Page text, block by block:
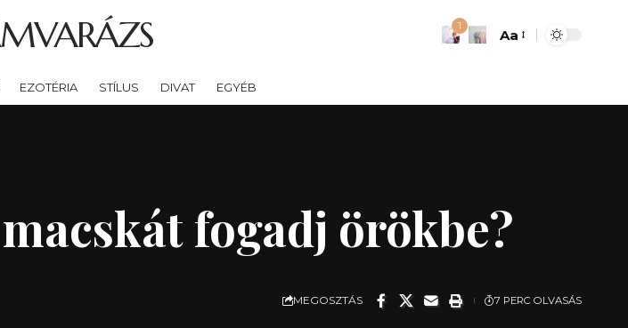
1
Font
Aa
EZOTÉRIA STÍLUS DIVAT EGYÉB
fogadj örökbe?
MEGOSZTÁS 7 PERC OLVASÁS